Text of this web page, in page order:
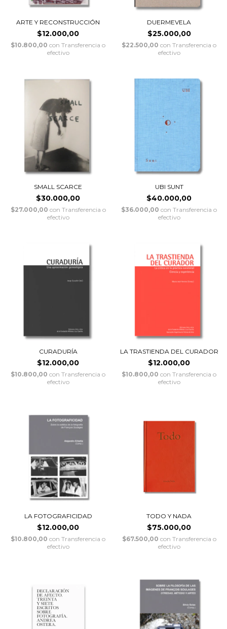
ARTE Y RECONSTRUCCIÓN
$12.000,00
$10.800,00 con Transferencia o
efectivo
DUERMEVELA
$25.000,00
$22.500,00 con Transferencia o
efectivo
SMALL SCARCE
$30.000,00
$27.000,00 con Transferencia o
efectivo
UBI SUNT
$40.000,00
$36.000,00 con Transferencia o
efectivo
CURADURÍA
$12.000,00
$10.800,00 con Transferencia o
efectivo
LA TRASTIENDA DEL CURADOR
$12.000,00
$10.800,00 con Transferencia o
efectivo
LA FOTOGRAFICIDAD
$12.000,00
$10.800,00 con Transferencia o
efectivo
TODO Y NADA
$75.000,00
$67.500,00 con Transferencia o
efectivo